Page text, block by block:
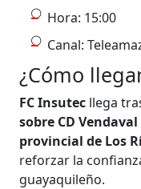
Hora: 15:00
Canal:
¿Cómo
FC Insutec llega
sobre CD
provincial de Los
reforzar la
guayaquileño.